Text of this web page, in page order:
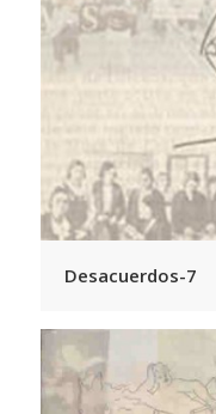
Desacuerdos-7